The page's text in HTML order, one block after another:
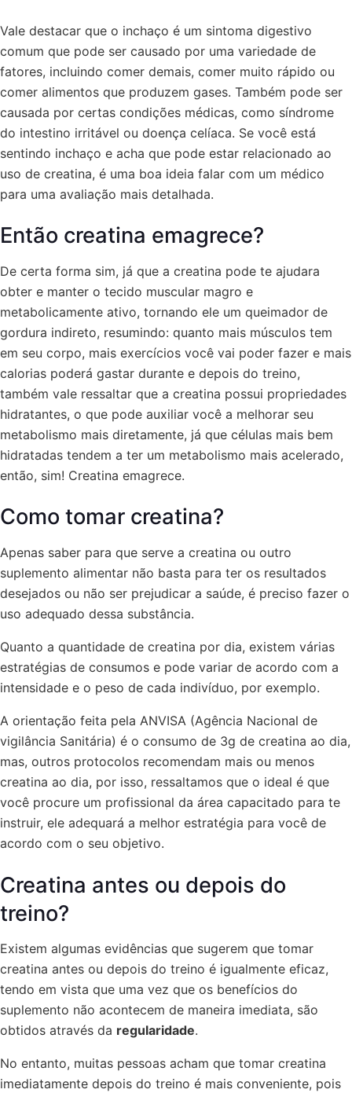
Vale destacar que o inchaço é um sintoma digestivo
comum que pode ser causado por uma variedade de
fatores, incluindo comer demais, comer muito rápido ou
comer alimentos que produzem gases. Também pode ser
causada por certas condições médicas, como síndrome
do intestino irritável ou doença celíaca. Se você está
sentindo inchaço e acha que pode estar relacionado ao
uso de creatina, é uma boa ideia falar com um médico
para uma avaliação mais detalhada.
Então creatina emagrece?
De certa forma sim, já que a creatina pode te ajudara
obter e manter o tecido muscular magro e
metabolicamente ativo, tornando ele um queimador de
gordura indireto, resumindo: quanto mais músculos tem
em seu corpo, mais exercícios você vai poder fazer e mais
calorias poderá gastar durante e depois do treino,
também vale ressaltar que a creatina possui propriedades
hidratantes, o que pode auxiliar você a melhorar seu
metabolismo mais diretamente, já que células mais bem
hidratadas tendem a ter um metabolismo mais acelerado,
então, sim! Creatina emagrece.
Como tomar creatina?
Apenas saber para que serve a creatina ou outro
suplemento alimentar não basta para ter os resultados
desejados ou não ser prejudicar a saúde, é preciso fazer o
uso adequado dessa substância.
Quanto a quantidade de creatina por dia, existem várias
estratégias de consumos e pode variar de acordo com a
intensidade e o peso de cada indivíduo, por exemplo.
A orientação feita pela ANVISA (Agência Nacional de
vigilância Sanitária) é o consumo de 3g de creatina ao dia,
mas, outros protocolos recomendam mais ou menos
creatina ao dia, por isso, ressaltamos que o ideal é que
você procure um profissional da área capacitado para te
instruir, ele adequará a melhor estratégia para você de
acordo com o seu objetivo.
Creatina antes ou depois do
treino?
Existem algumas evidências que sugerem que tomar
creatina antes ou depois do treino é igualmente eficaz,
tendo em vista que uma vez que os benefícios do
suplemento não acontecem de maneira imediata, são
obtidos através da regularidade.
No entanto, muitas pessoas acham que tomar creatina
imediatamente depois do treino é mais conveniente, pois